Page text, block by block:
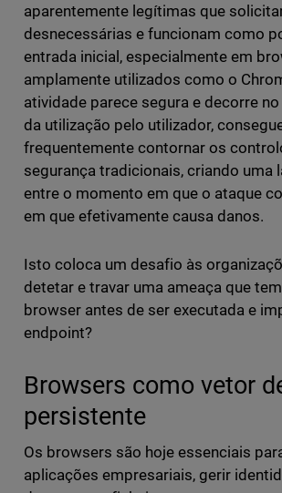
aparentemente legítimas que
desnecessárias e funcionam como
entrada inicial, especialmente em
amplamente utilizados como o
atividade parece segura e decorre
da utilização pelo utilizador,
frequentemente contornar os
segurança tradicionais, criando uma
entre o momento em que o ataque
em que efetivamente causa danos.
Isto coloca um desafio às
detetar e travar uma ameaça que
browser antes de ser executada e
endpoint?
Browsers como vetor
persistente
Os browsers são hoje essenciais
aplicações empresariais, gerir